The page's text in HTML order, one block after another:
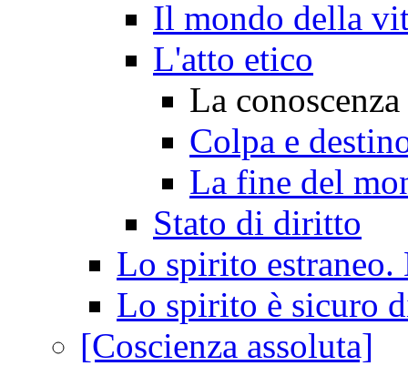
Il mondo della
L'atto etico
La
Colpa e
La fine del
Stato di diritto
Lo spirito estraneo.
Lo spirito è sicuro
[Coscienza assoluta]